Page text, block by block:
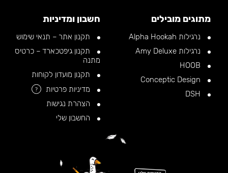
מתוגים מובילים
נרגילות Alpha Hookah
נרגילות Amy Deluxe
חשבון ומדיניות
תקנון אתר – תנאי שימוש
תקנון גיפטכארד – כרטיס
מתנה
תקנון מועדון לקוחות
מדיניות פרטיות
?
הצהרת נגישות
החשבון שלי